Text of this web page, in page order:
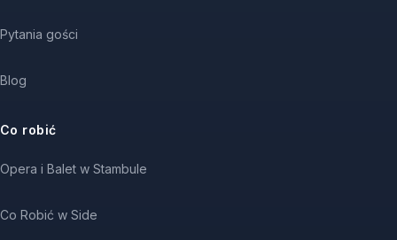
Pytania gości
Blog
Co robić
Opera i Balet w Stambule
Co Robić w Side